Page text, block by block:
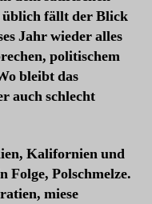
üblich fällt der Blick
Jahr wieder alles
politischem
bleibt das
auch schlecht
Kalifornien und
Polschmelze.
miese